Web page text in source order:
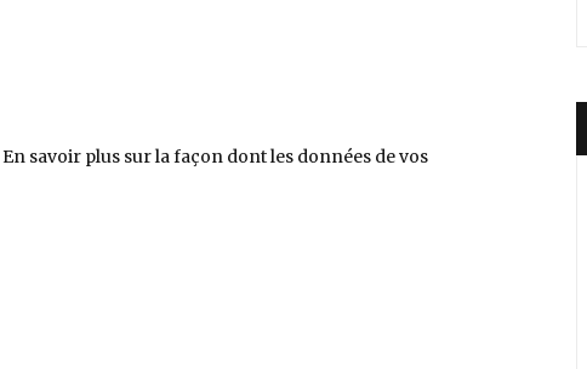
En savoir plus sur la façon dont les données de vos